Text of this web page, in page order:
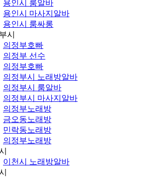
용인시 룸알바
용인시 마사지알바
용인시 룸싸롱
시
의정부호빠
의정부 선수
의정부호빠
의정부시 노래방알바
의정부시 룸알바
의정부시 마사지알바
의정부노래방
금오동노래방
민락동노래방
의정부노래방
이천시 노래방알바